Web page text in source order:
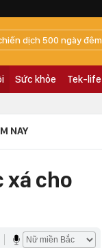
dịch 500 ngày đêm
Sức khỏe Tek-life
NAY
xá cho